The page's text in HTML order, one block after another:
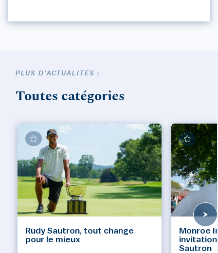
PLUS D'ACTUALITÉS :
Toutes catégories
Rudy Sautron, tout change
pour le mieux
Monroe
invitation
Sautron